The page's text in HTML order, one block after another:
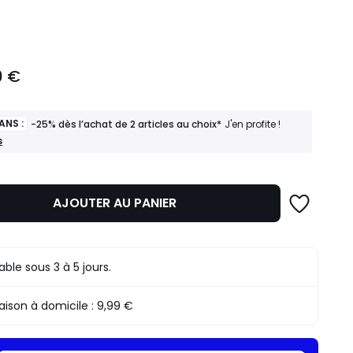
€
: -25% dès l’achat de 2 articles au choix* J'en profite !
AJOUTER AU PANIER
sous 3 à 5 jours.
à domicile :9,99 €